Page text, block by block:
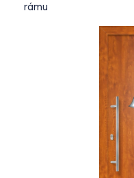
rámu